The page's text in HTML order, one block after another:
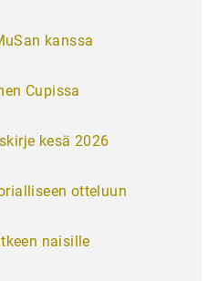
kanssa
Cupissa
kesä 2026
otteluun
naisille